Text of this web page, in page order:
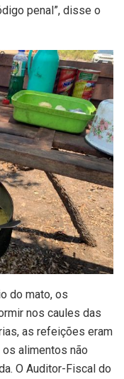
penal”, disse o
do mato, os
nos caules das
as refeições eram
alimentos não
O Auditor-Fiscal do